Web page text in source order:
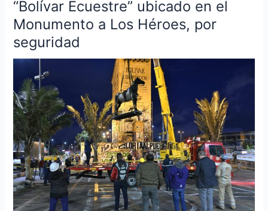
“Bolívar Ecuestre” ubicado en el
Monumento a Los Héroes, por
seguridad
traslado
del
“Bolívar
Ecuestre”
ubicado
en
el
Monumento
a
Los
Héroes,
por
seguridad